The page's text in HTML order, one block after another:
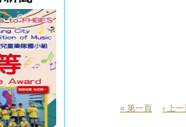
頁面
« 第一頁 ‹ 上一